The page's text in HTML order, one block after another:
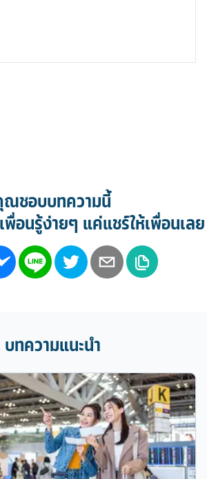
ชอบบทความนี้
อนรู้ง่ายๆ แค่แชร์ให้เพื่อนเลย
บทความแนะนำ